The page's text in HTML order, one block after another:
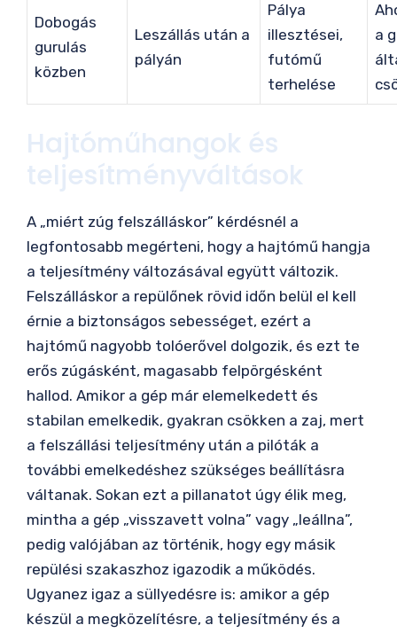
Dobogás
gurulás
közben
Leszállás után a
pályán
Pálya
illesztései,
futómű
terhelése
a
Hajtóműhangok és
teljesítményváltások
A „miért zúg felszálláskor” kérdésnél a
legfontosabb megérteni, hogy a hajtómű hangja
a teljesítmény változásával együtt változik.
Felszálláskor a repülőnek rövid időn belül el kell
érnie a biztonságos sebességet, ezért a
hajtómű nagyobb tolóerővel dolgozik, és ezt te
erős zúgásként, magasabb felpörgésként
hallod. Amikor a gép már elemelkedett és
stabilan emelkedik, gyakran csökken a zaj, mert
a felszállási teljesítmény után a pilóták a
további emelkedéshez szükséges beállításra
váltanak. Sokan ezt a pillanatot úgy élik meg,
mintha a gép „visszavett volna” vagy „leállna”,
pedig valójában az történik, hogy egy másik
repülési szakaszhoz igazodik a működés.
Ugyanez igaz a süllyedésre is: amikor a gép
készül a megközelítésre, a teljesítmény és a